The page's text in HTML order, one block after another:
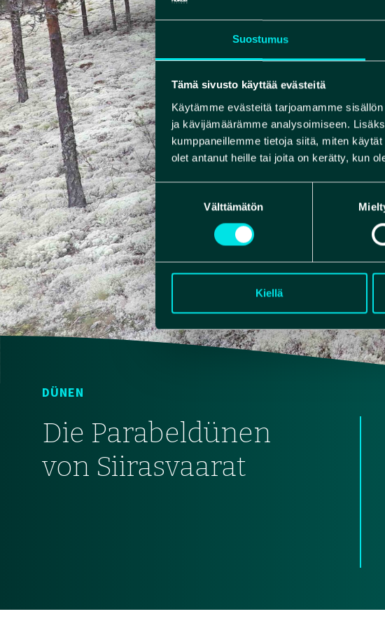
Suostumus
Tämä sivusto käyttää evästeitä
Käytämme evästeitä tarjoamamme
ja kävijämäärämme analysoimiseen.
kumppaneillemme tietoja siitä, miten
olet antanut heille tai joita on kerätty, kun
Suostumuksen
valinta
Välttämätön
Kiellä
DÜNEN
Die Parabeldünen
von Siirasvaarat